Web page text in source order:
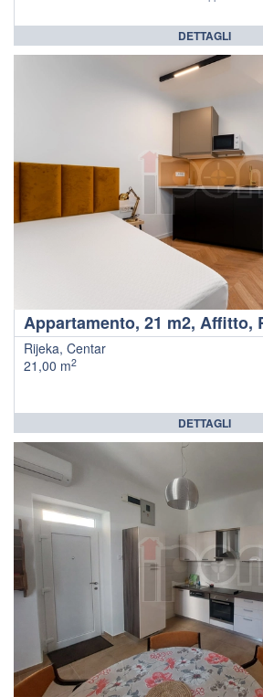
DETTAGLI
Appartamento, 21 m2, Affitto,
Rijeka, Centar
21,00 m2
DETTAGLI